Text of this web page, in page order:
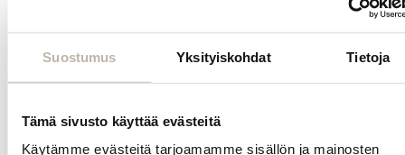
Suostumus Yksityiskohdat Tietoja
Tämä sivusto käyttää evästeitä
Käytämme evästeitä tarjoamamme sisällön ja mainosten
syväpuhdistavaa
shampoota.
Ingredients:
Amodimethicone,